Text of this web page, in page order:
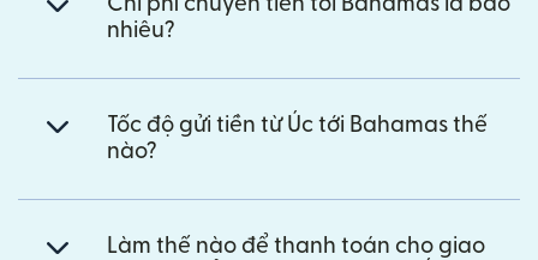
Chi phí chuyển tiền tới Bahamas là bao
nhiêu?
Tốc độ gửi tiền từ Úc tới Bahamas thế
nào?
Làm thế nào để thanh toán cho giao